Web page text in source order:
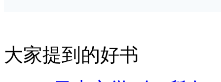
大家提到的好书